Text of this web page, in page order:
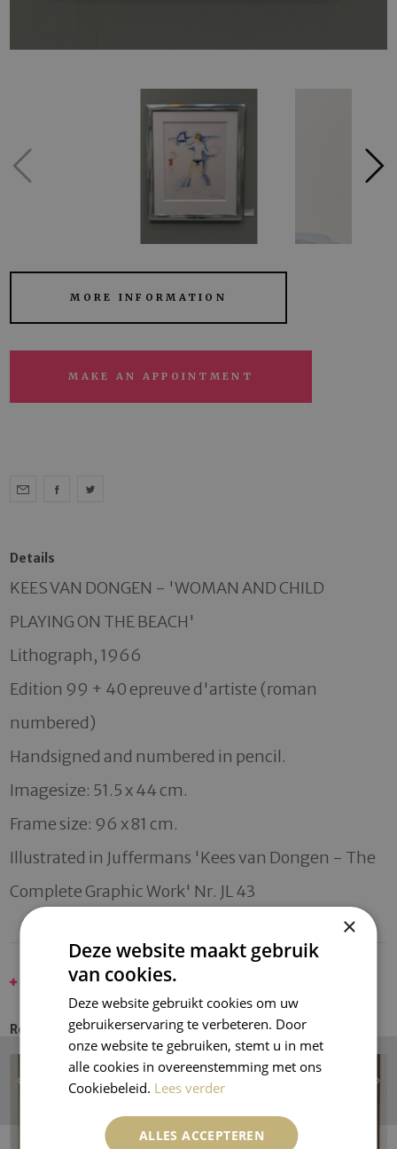
MORE INFORMATION
MAKE AN APPOINTMENT
Details
KEES VAN DONGEN - 'WOMAN AND CHILD
PLAYING ON THE BEACH'
Lithograph, 1966
Edition 99 + 40 epreuve d'artiste (roman
numbered)
Handsigned and numbered in pencil.
Imagesize: 51.5 x 44 cm.
Frame size: 96 x 81 cm.
Illustrated in Juffermans 'Kees van Dongen - The
Complete Graphic Work' Nr. JL 43
DONGEN, KEES VAN
Recent Entries
×
Deze website maakt gebruik
van cookies.
Deze website gebruikt cookies om uw
gebruikerservaring te verbeteren. Door
onze website te gebruiken, stemt u in met
alle cookies in overeenstemming met ons
Cookiebeleid. Lees verder
ALLES ACCEPTEREN